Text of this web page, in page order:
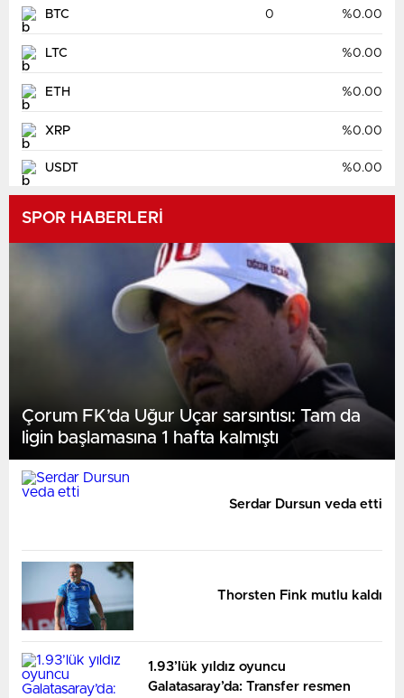
BTC 0 %0.00
LTC %0.00
ETH %0.00
XRP %0.00
USDT %0.00
SPOR HABERLERİ
Çorum FK’da Uğur Uçar sarsıntısı: Tam da
ligin başlamasına 1 hafta kalmıştı
Serdar Dursun veda etti
Thorsten Fink mutlu kaldı
1.93’lük yıldız oyuncu
Galatasaray’da: Transfer resmen